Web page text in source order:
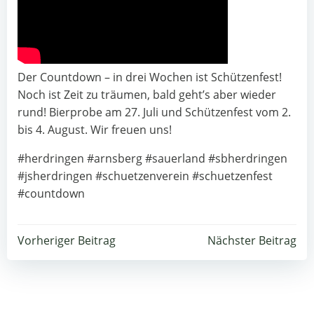
Der Countdown – in drei Wochen ist Schützenfest!
Noch ist Zeit zu träumen, bald geht’s aber wieder
rund! Bierprobe am 27. Juli und Schützenfest vom 2.
bis 4. August. Wir freuen uns!
#herdringen #arnsberg #sauerland #sbherdringen
#jsherdringen #schuetzenverein #schuetzenfest
#countdown
Beitragsnavigation
Vorheriger Beitrag Beitragsnavigation
Nächster Beitrag